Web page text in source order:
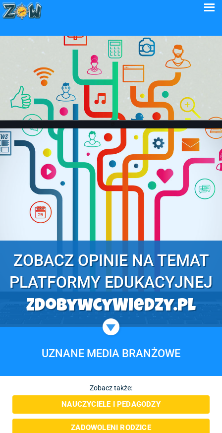
ZOBACZ OPINIE NA TEMAT
PLATFORMY EDUKACYJNEJ
ZdobywcyWiedzy.pl
UZNANE MEDIA BRANŻOWE
Zobacz także:
NAUCZYCIELE I PEDAGODZY
ZADOWOLENI RODZICE